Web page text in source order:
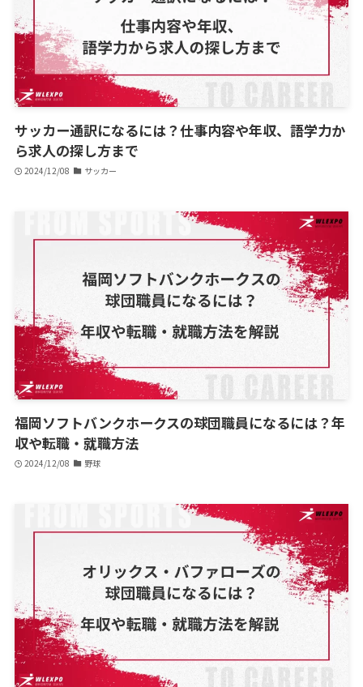
サッカー通訳になるには？仕事内容や年収、語学力か
ら求人の探し方まで
2024/12/08 サッカー
福岡ソフトバンクホークスの球団職員になるには？年
収や転職・就職方法
2024/12/08 野球